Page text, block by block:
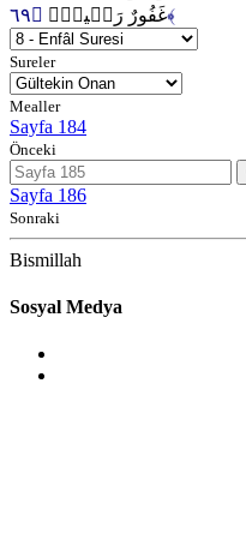
غَفُورٌ رَح۪يمٌ۟﴿٦٩﴾
Sureler
Mealler
Sayfa 184
Önceki
Sayfa 186
Sonraki
Bismillah
Sosyal Medya